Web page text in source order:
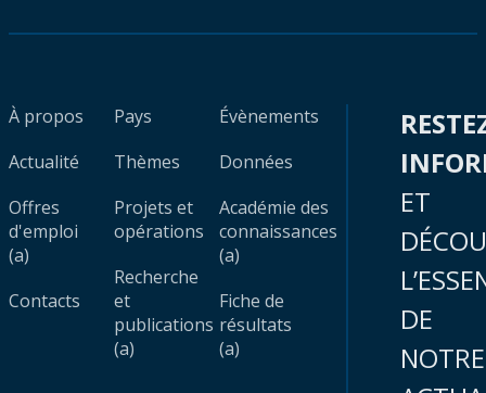
À propos
Actualité
Offres
d'emploi
(a)
Contacts
Pays
Thèmes
Projets et
opérations
Recherche
et
publications
(a)
Évènements
Données
Académie des
connaissances
(a)
Fiche de
résultats
(a)
ET
DE
NOTRE